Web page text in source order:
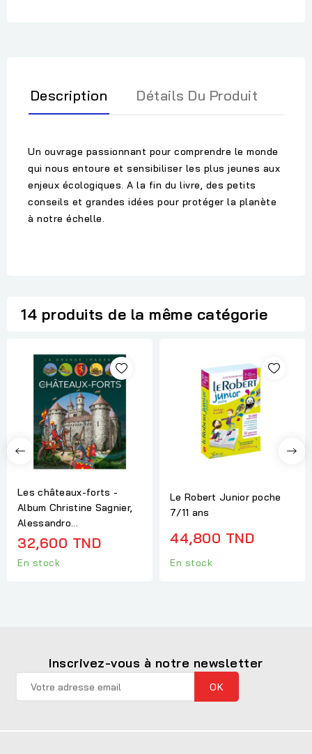
Description Détails Du Produit
Un ouvrage passionnant pour comprendre le monde
qui nous entoure et sensibiliser les plus jeunes aux
enjeux écologiques. A la fin du livre, des petits
conseils et grandes idées pour protéger la planète
à notre échelle.
14 produits de la même catégorie
Les châteaux-forts -
Album Christine Sagnier,
Alessandro...
32,600 TND
En stock
Le Robert Junior poche
7/11 ans
44,800 TND
En stock
Inscrivez-vous à notre newsletter